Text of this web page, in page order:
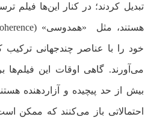
تبدیل کردند؛ در کنار این‌ها فیلم
خود را با عناصر چندجهانی
می‌آورند. گاهی اوقات این فیلم‌ها
بیش از حد پیچیده و آزاردهنده
احتمالاتی باز می‌کنند که ممکن